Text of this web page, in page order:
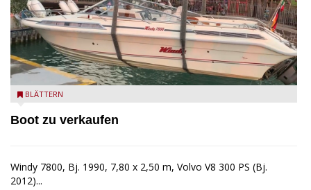
Windy 7800
BLÄTTERN
Boot zu verkaufen
Windy 7800, Bj. 1990, 7,80 x 2,50 m, Volvo V8 300 PS (Bj.
2012)...